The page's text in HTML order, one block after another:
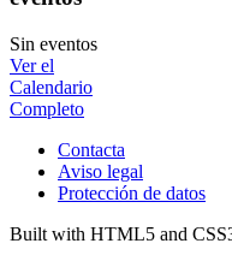
Sin eventos
Ver el
Calendario
Completo
Contacta
Aviso legal
Protección de datos
Built with HTML5 and